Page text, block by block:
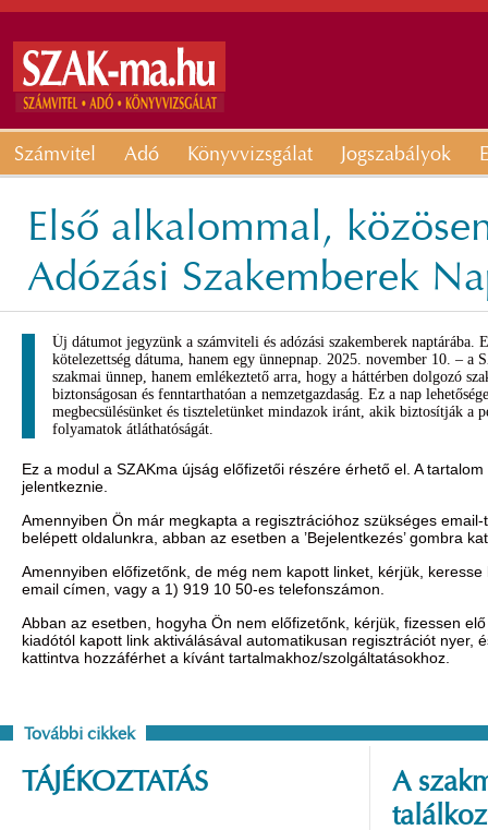
Számvitel Adó Könyvvizsgálat Jogszabályok
Első alkalommal,
Adózási Szakemberek
Új dátumot jegyzünk a számviteli és adózási szakemberek naptárába.
kötelezettség dátuma, hanem egy ünnepnap. 2025. november 10. – a
szakmai ünnep, hanem emlékeztető arra, hogy a háttérben dolgozó
biztonságosan és fenntarthatóan a nemzetgazdaság. Ez a nap
megbecsülésünket és tiszteletünket mindazok iránt, akik biztosítják a
folyamatok átláthatóságát.
Ez a modul a SZAKma újság előfizetői részére érhető el. A
jelentkeznie.
Amennyiben Ön már megkapta a regisztrációhoz szükséges
belépett oldalunkra, abban az esetben a ’Bejelentkezés’ gombra
Amennyiben előfizetőnk, de még nem kapott linket, kérjük,
email címen, vagy a 1) 919 10 50-es telefonszámon.
Abban az esetben, hogyha Ön nem előfizetőnk, kérjük, fizessen
kiadótól kapott link aktiválásával automatikusan regisztrációt nyer,
kattintva hozzáférhet a kívánt tartalmakhoz/szolgáltatásokhoz.
További cikkek
TÁJÉKOZTATÁS
A